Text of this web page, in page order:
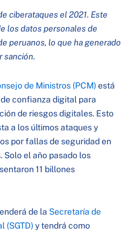
ciberataques el 2021. Este
los datos personales de
peruanos, lo que ha generado
sanción.
de Ministros (PCM)está
confianza digital para
de riesgos digitales. Esto
a los últimos ataques y
por fallas de seguridad en
Solo el año pasado los
11 billones
de la Secretaría de
(SGTD)y tendrá como